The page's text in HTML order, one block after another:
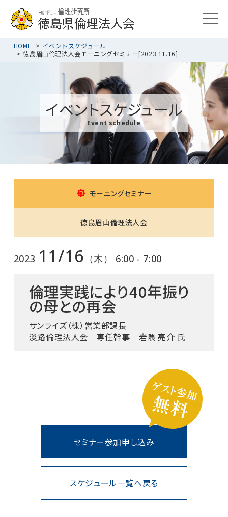
HOME
イベントスケジュール
徳島眉山倫理法人会モーニングセミナー[2023.11.16]
イベントスケジュール
Event schedule
モーニングセミナー
徳島眉山倫理法人会
2023 11/16 （木） 6:00 - 7:00
倫理実践により40年振り
の母との再会
サンライズ（株）営業部課長
淡路倫理法人会 専任幹事 岩隈 亮介 氏
スケジュール一覧へ戻る
セミナー参加申し込み